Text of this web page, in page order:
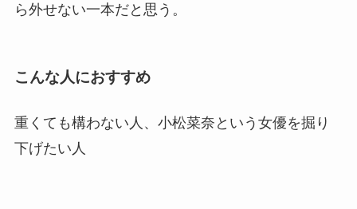
ら外せない一本だと思う。
こんな人におすすめ
重くても構わない人、小松菜奈という女優を掘り
下げたい人